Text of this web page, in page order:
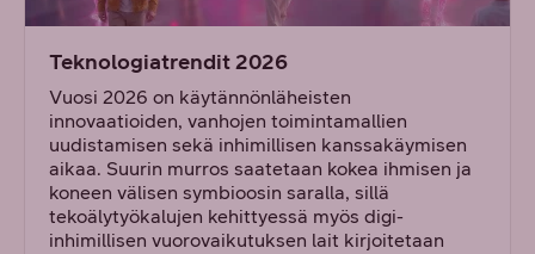
Teknologiatrendit 2026
Vuosi 2026 on käytännönläheisten
innovaatioiden, vanhojen toimintamallien
uudistamisen sekä inhimillisen kanssakäymisen
aikaa. Suurin murros saatetaan kokea ihmisen ja
koneen välisen symbioosin saralla, sillä
tekoälytyökalujen kehittyessä myös digi-
inhimillisen vuorovaikutuksen lait kirjoitetaan